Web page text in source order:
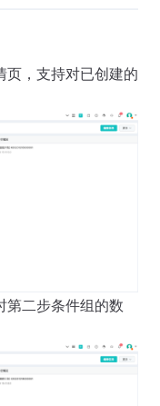
页，支持对已创建的
第二步条件组的数